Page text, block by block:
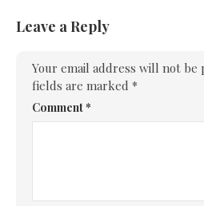
Leave a Reply
Your email address will not be
fields are marked *
Comment*